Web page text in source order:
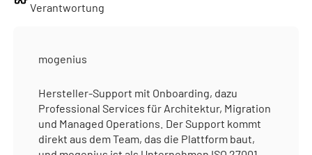
Verantwortung
mogenius
Hersteller-Support mit Onboarding, dazu
Professional Services für Architektur, Migration
und Managed Operations. Der Support kommt
direkt aus dem Team, das die Plattform baut,